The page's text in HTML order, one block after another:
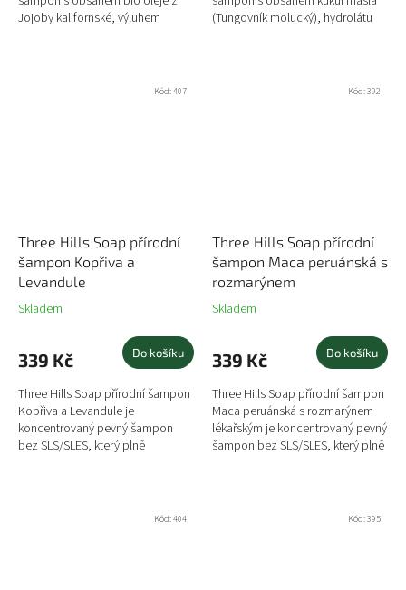
Jojoby kalifornské, výluhem
(Tungovník molucký), hydrolátu
Three Hills Soap přírodní
šampon Kopřiva a
Levandule
Skladem
339 Kč Do košíku
Three Hills Soap přírodní šampon
Kopřiva a Levandule je
koncentrovaný pevný šampon
bez SLS/SLES, který plně
Kód:407
Three Hills Soap přírodní
šampon Maca peruánská s
rozmarýnem
Skladem
339 Kč Do košíku
Three Hills Soap přírodní šampon
Maca peruánská s rozmarýnem
lékařským je koncentrovaný pevný
šampon bez SLS/SLES, který plně
Kód:392
Kód:404 Kód:395